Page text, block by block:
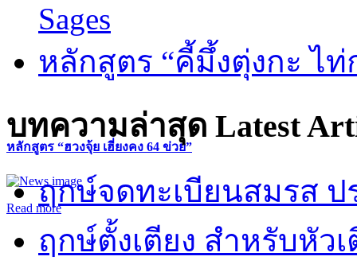
หลักสูตร “ฮวงจุ้ย เฮี่ยงคง 64 ข่วย”
Read more
Sages
หลักสูตร “คี้มึ้งตุ่งกะ ไ
บทความล่าสุด Latest
ฤกษ์จดทะเบียนสมรส ป
ฤกษ์ตั้งเตียง สำหรับหัว